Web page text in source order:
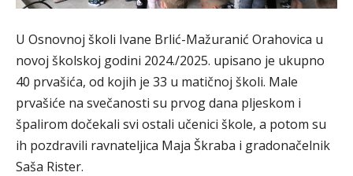
U Osnovnoj školi Ivane Brlić-Mažuranić Orahovica u
novoj školskoj godini 2024./2025. upisano je ukupno
40 prvašića, od kojih je 33 u matičnoj školi. Male
prvašiće na svečanosti su prvog dana pljeskom i
špalirom dočekali svi ostali učenici škole, a potom su
ih pozdravili ravnateljica Maja Škraba i gradonačelnik
Saša Rister.